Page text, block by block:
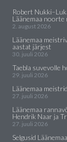
Robert
Läänemaa
2. august 2026
Läänemaa
aastat järjest
30. juuli 2026
Taebla suvevolle
29. juuli 2026
Läänemaa
27. juuli 2026
Läänemaa
Hendrik Naar ja
27. juuli 2026
Selgusid